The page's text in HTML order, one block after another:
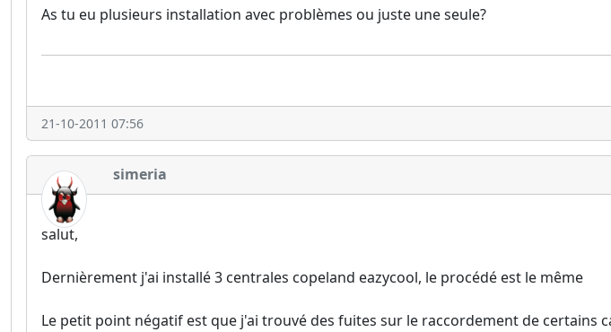
As tu eu plusieurs installation avec problèmes ou juste une seule?
21-10-2011 07:56
simeria
salut,
Dernièrement j'ai installé 3 centrales copeland eazycool, le procédé est le même
Le petit point négatif est que j'ai trouvé des fuites sur le raccordement de